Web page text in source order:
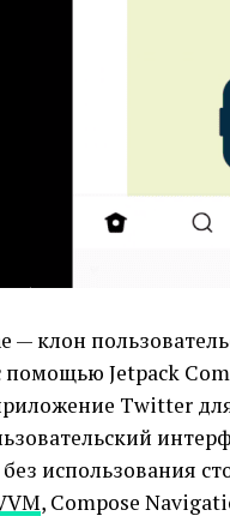
— клон
помощью Jetpack
Twitter
использования
, Compose